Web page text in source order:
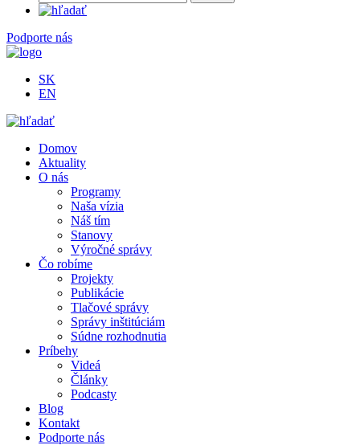
Podporte nás
SK
EN
Domov
Aktuality
O nás
Programy
Naša vízia
Náš tím
Stanovy
Výročné správy
Čo robíme
Projekty
Publikácie
Tlačové správy
Správy inštitúciám
Súdne rozhodnutia
Príbehy
Videá
Články
Podcasty
Blog
Kontakt
Podporte nás